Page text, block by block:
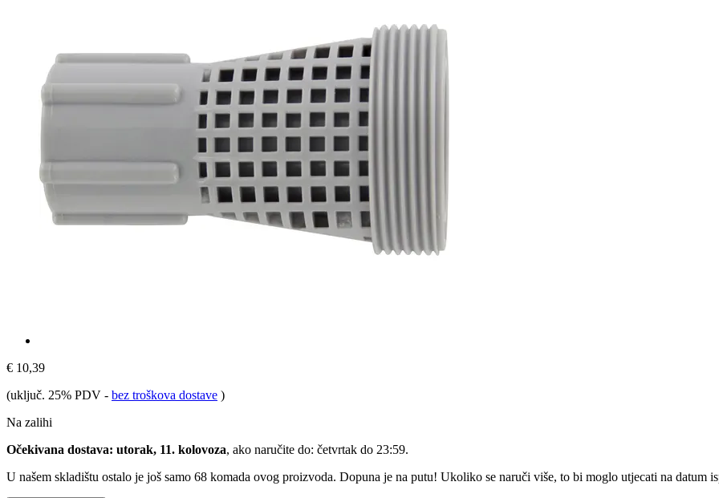
€ 10,39
(uključ. 25% PDV - bez troškova dostave )
Na zalihi
Očekivana dostava: utorak, 11. kolovoza, ako naručite do: četvrtak do 23:59.
U našem skladištu ostalo je još samo 68 komada ovog proizvoda. Dopuna je na putu! Ukoliko se naruči više, to bi moglo utjecati na datum